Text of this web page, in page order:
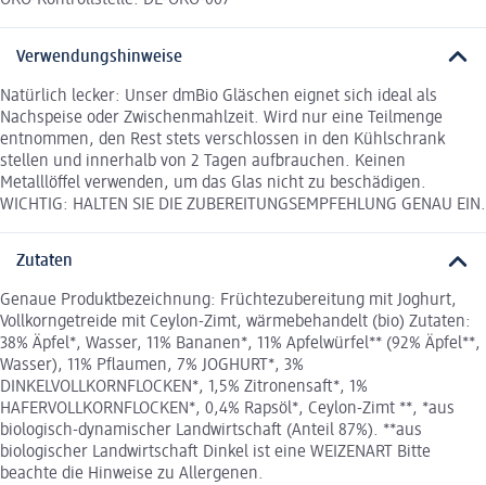
Verwendungshinweise
Natürlich lecker: Unser dmBio Gläschen eignet sich ideal als
Nachspeise oder Zwischenmahlzeit. Wird nur eine Teilmenge
entnommen, den Rest stets verschlossen in den Kühlschrank
stellen und innerhalb von 2 Tagen aufbrauchen. Keinen
Metalllöffel verwenden, um das Glas nicht zu beschädigen.
WICHTIG: HALTEN SIE DIE ZUBEREITUNGSEMPFEHLUNG GENAU EIN.
Zutaten
Genaue Produktbezeichnung: Früchtezubereitung mit Joghurt,
Vollkorngetreide mit Ceylon-Zimt, wärmebehandelt (bio) Zutaten:
38% Äpfel*, Wasser, 11% Bananen*, 11% Apfelwürfel** (92% Äpfel**,
Wasser), 11% Pflaumen, 7% JOGHURT*, 3%
DINKELVOLLKORNFLOCKEN*, 1,5% Zitronensaft*, 1%
HAFERVOLLKORNFLOCKEN*, 0,4% Rapsöl*, Ceylon-Zimt **, *aus
biologisch-dynamischer Landwirtschaft (Anteil 87%). **aus
biologischer Landwirtschaft Dinkel ist eine WEIZENART Bitte
beachte die Hinweise zu Allergenen.